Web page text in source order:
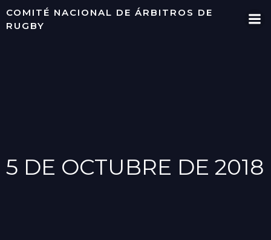
Saltar
COMITÉ NACIONAL DE ÁRBITROS DE
RUGBY
5 DE OCTUBRE DE 2018